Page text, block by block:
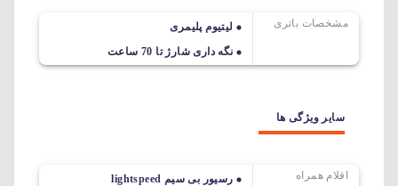
مشخصات باتری
لیتیوم پلیمری
نگه داری شارژ تا 70 ساعت
سایر ویژگی ها
اقلام همراه
رسیور بی سیم lightspeed